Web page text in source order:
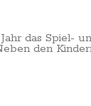
das Spiel-
den